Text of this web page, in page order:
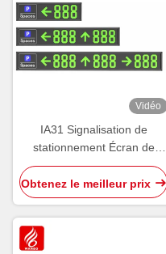
Vidéo
IA31 Signalisation de
stationnement Écran de
guidage intérieur Affichage
standard 485 LED PGS
Obtenez le meilleur prix